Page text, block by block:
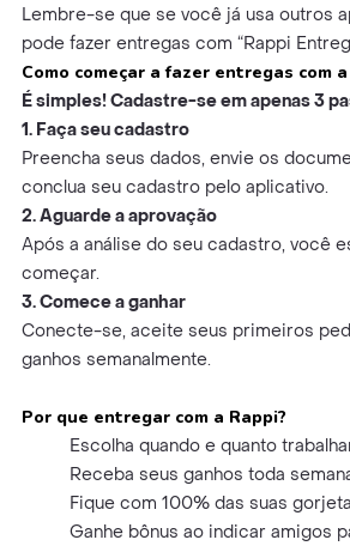
Lembre-se que se você já usa outros
pode fazer entregas com “Rappi
Como começar a fazer entregas com a
É simples! Cadastre-se em apenas 3
1. Faça seu cadastro
Preencha seus dados, envie os
conclua seu cadastro pelo aplicativo.
2. Aguarde a aprovação
Após a análise do seu cadastro, você
começar.
3. Comece a ganhar
Conecte-se, aceite seus primeiros
ganhos semanalmente.
Por que entregar com a Rappi?
Escolha quando e quanto
Receba seus ganhos toda
Fique com 100% das suas
Ganhe bônus ao indicar amigos